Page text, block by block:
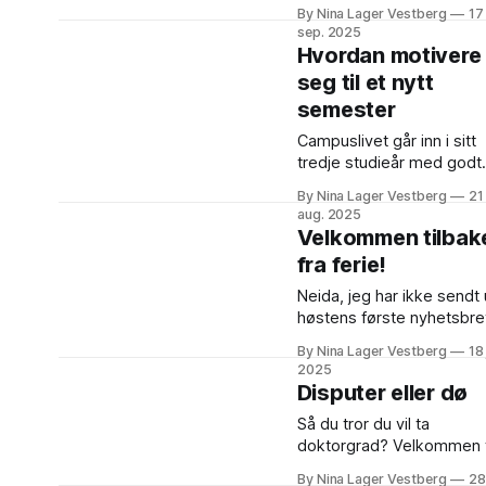
Inneholder topp 3 tips om
søknadsskriving og
med forfatteren av en
etterlengtet bok om
livet.
By Nina Lager Vestberg
17
sep. 2025
Hvordan motivere
seg til et nytt
semester
Campuslivet går inn i sitt
tredje studieår med godt
By Nina Lager Vestberg
21
aug. 2025
Velkommen
fra ferie!
Neida, jeg har ikke sendt
høstens første
er vårsemesterets siste –
med ett enkelt tips som
gjøre det lettere å starte
opp igjen etter ferien.
By Nina Lager Vestberg
2025
Disputer eller dø
Så du tror du vil ta
doktorgrad? Velkommen
By Nina Lager Vestberg 28